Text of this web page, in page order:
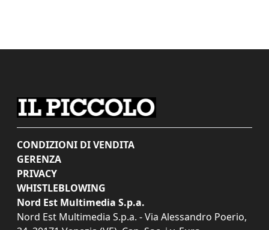
CONDIZIONI DI VENDITA
GERENZA
PRIVACY
WHISTLEBLOWING
Nord Est Multimedia S.p.a.
Nord Est Multimedia S.p.a. - Via Alessandro Poerio,